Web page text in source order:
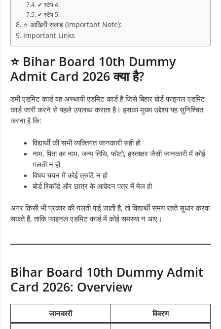
✔ स्टेप 4:
✔ स्टेप 5:
⭐ आख़िरी सलाह (Important Note):
Important Links
⭐ Bihar Board 10th Dummy
Admit Card 2026 क्या है?
डमी एडमिट कार्ड वह अस्थायी एडमिट कार्ड है जिसे बिहार बोर्ड फाइनल एडमिट
कार्ड जारी करने से पहले उपलब्ध कराता है। इसका मुख्य उद्देश्य यह सुनिश्चित
करना है कि:
विद्यार्थी की सभी व्यक्तिगत जानकारी सही हो
नाम, पिता का नाम, जन्म तिथि, फोटो, हस्ताक्षर जैसी जानकारी में कोई
गलती न हो
विषय चयन में कोई त्रुटि न हो
बोर्ड रिकॉर्ड और छात्र के आवेदन पत्र में मेल हो
अगर किसी भी प्रकार की गलती पाई जाती है, तो विद्यार्थी समय रहते सुधार करवा
सकते हैं, ताकि फाइनल एडमिट कार्ड में कोई समस्या न आए।
Bihar Board 10th Dummy Admit
Card 2026: Overview
जानकारी
विवरण